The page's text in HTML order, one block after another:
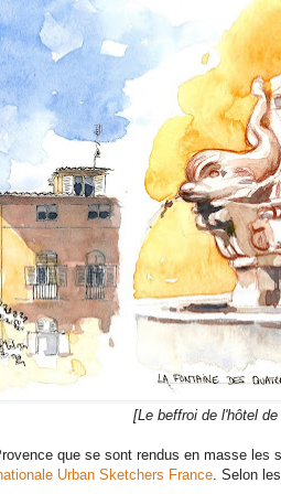
[Le beffroi de l'hôtel
que se sont rendus en masse les
Urban Sketchers France. Selon